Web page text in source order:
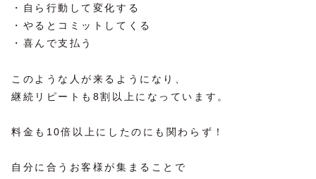
・自ら行動して変化する
・やるとコミットしてくる
・喜んで支払う
このような人が来るようになり、
継続リピートも8割以上になっています。
料金も10倍以上にしたのにも関わらず！
自分に合うお客様が集まることで